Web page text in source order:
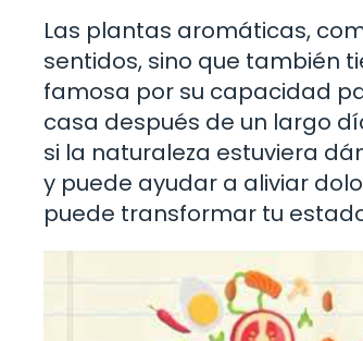
Las plantas aromáticas,
sentidos, sino que también
famosa por su capacidad
casa después de un largo
si la naturaleza estuviera
y puede ayudar a aliviar
puede transformar tu